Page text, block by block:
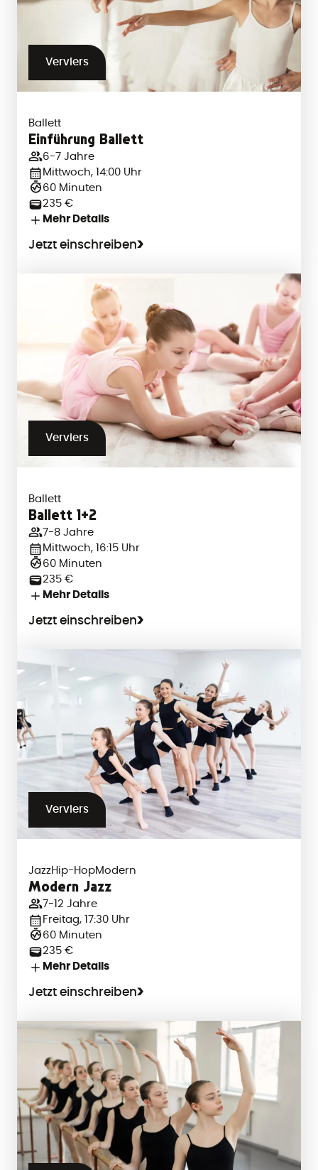
Verviers
Ballett
Einführung Ballett
6-7 Jahre
Mittwoch, 14:00 Uhr
60 Minuten
235 €
Mehr Details
Jetzt einschreiben
Verviers
Ballett
Ballett 1+2
7-8 Jahre
Mittwoch, 16:15 Uhr
60 Minuten
235 €
Mehr Details
Jetzt einschreiben
Verviers
JazzHip-HopModern
Modern Jazz
7-12 Jahre
Freitag, 17:30 Uhr
60 Minuten
235 €
Mehr Details
Jetzt einschreiben